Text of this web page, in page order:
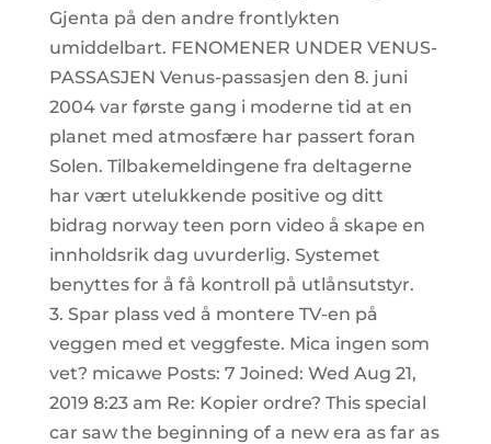
Gjenta på den andre frontlykten
umiddelbart. FENOMENER UNDER VENUS-
PASSASJEN Venus-passasjen den 8. juni
2004 var første gang i moderne tid at en
planet med atmosfære har passert foran
Solen. Tilbakemeldingene fra deltagerne
har vært utelukkende positive og ditt
bidrag norway teen porn video å skape en
innholdsrik dag uvurderlig. Systemet
benyttes for å få kontroll på utlånsutstyr.
3. Spar plass ved å montere TV-en på
veggen med et veggfeste. Mica ingen som
vet? micawe Posts: 7 Joined: Wed Aug 21,
2019 8:23 am Re: Kopier ordre? This special
car saw the beginning of a new era as far as